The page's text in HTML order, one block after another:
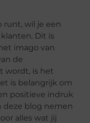
runt, wil je een
Dit is
imago van
de
wordt, is het
is belangrijk om
positieve indruk
deze blog nemen
alles wat jij